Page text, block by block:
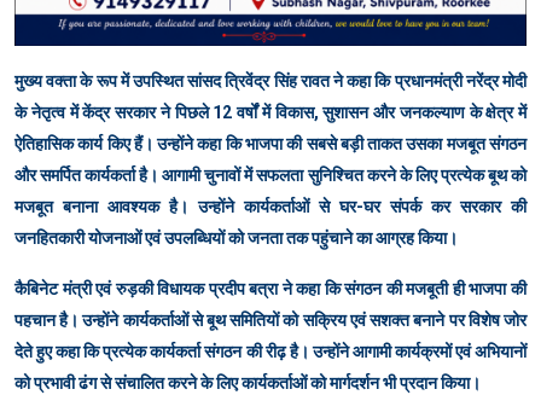
मुख्य वक्ता के रूप में उपस्थित सांसद त्रिवेंद्र सिंह रावत ने कहा कि प्रधानमंत्री नरेंद्र मोदी
के नेतृत्व में केंद्र सरकार ने पिछले 12 वर्षों में विकास, सुशासन और जनकल्याण के क्षेत्र में
ऐतिहासिक कार्य किए हैं। उन्होंने कहा कि भाजपा की सबसे बड़ी ताकत उसका मजबूत संगठन
और समर्पित कार्यकर्ता है। आगामी चुनावों में सफलता सुनिश्चित करने के लिए प्रत्येक बूथ को
मजबूत बनाना आवश्यक है। उन्होंने कार्यकर्ताओं से घर-घर संपर्क कर सरकार की
जनहितकारी योजनाओं एवं उपलब्धियों को जनता तक पहुंचाने का आग्रह किया।
कैबिनेट मंत्री एवं रुड़की विधायक प्रदीप बत्रा ने कहा कि संगठन की मजबूती ही भाजपा की
पहचान है। उन्होंने कार्यकर्ताओं से बूथ समितियों को सक्रिय एवं सशक्त बनाने पर विशेष जोर
देते हुए कहा कि प्रत्येक कार्यकर्ता संगठन की रीढ़ है। उन्होंने आगामी कार्यक्रमों एवं अभियानों
को प्रभावी ढंग से संचालित करने के लिए कार्यकर्ताओं को मार्गदर्शन भी प्रदान किया।